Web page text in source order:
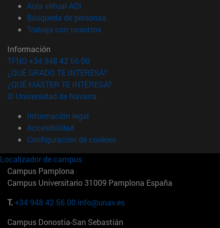
Aula virtual ADI
Búsqueda de personas(abre en nueva ventana)
Trabaja con nosotros(abre en nueva ventana)
Información
TFNO +34 948 42 56 00
¿QUÉ GRADO TE INTERESA?
¿QUÉ MÁSTER TE INTERESA?
© Universidad de Navarra
Información legal
Accesibilidad
Configuración de cookies
Localizador de campus
Campus Pamplona
Campus Universitario 31009 Pamplona España
T.+34 948 42 56 00 info@unav.es
Campus Donostia-San Sebastián